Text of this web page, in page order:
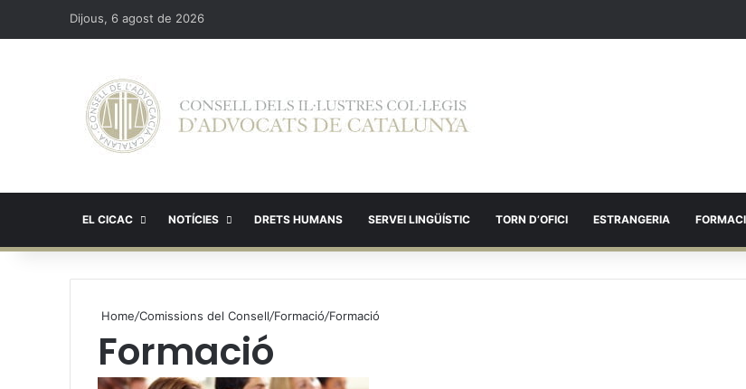
Dijous, 6 agost de 2026
EL CICAC NOTÍCIES DRETS HUMANS SERVEI LINGÜÍSTIC TORN D’OFICI ESTRANGERIA
Home/Comissions del Consell/Formació/Formació
Formació